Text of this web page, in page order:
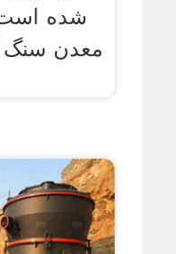
شده
معدن سنگ